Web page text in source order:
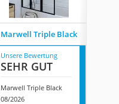
Marwell Triple Black
Unsere Bewertung
SEHR GUT
Marwell Triple Black
08/2026